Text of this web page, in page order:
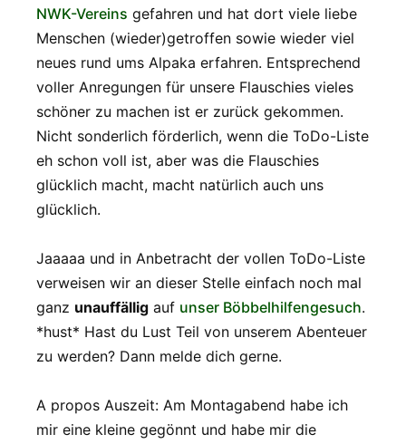
NWK-Vereins gefahren und hat dort viele liebe
Menschen (wieder)getroffen sowie wieder viel
neues rund ums Alpaka erfahren. Entsprechend
voller Anregungen für unsere Flauschies vieles
schöner zu machen ist er zurück gekommen.
Nicht sonderlich förderlich, wenn die ToDo-Liste
eh schon voll ist, aber was die Flauschies
glücklich macht, macht natürlich auch uns
glücklich.
Jaaaaa und in Anbetracht der vollen ToDo-Liste
verweisen wir an dieser Stelle einfach noch mal
ganz unauffällig auf unser Böbbelhilfengesuch.
*hust* Hast du Lust Teil von unserem Abenteuer
zu werden? Dann melde dich gerne.
A propos Auszeit: Am Montagabend habe ich
mir eine kleine gegönnt und habe mir die